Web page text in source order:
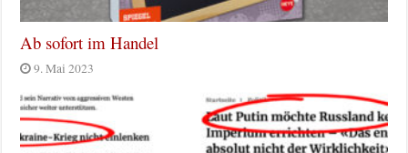
Ab sofort im Handel
9. Mai 2023